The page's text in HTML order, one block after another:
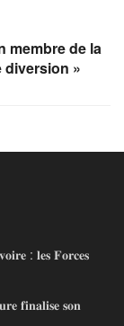
membre de la
diversion »
: 𝐥𝐞𝐬 𝐅𝐨𝐫𝐜𝐞𝐬
𝐟𝐢𝐧𝐚𝐥𝐢𝐬𝐞 𝐬𝐨𝐧